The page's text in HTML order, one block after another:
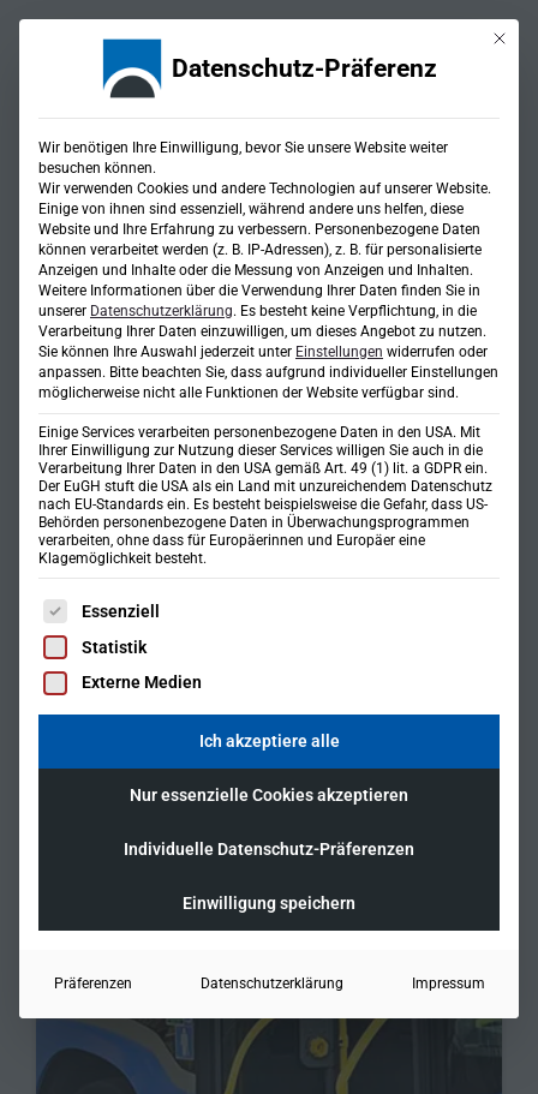
Elektrifizierung von
Fahrzeugflotten
Mit
Datenschutz-Präferenz
Wir benötigen Ihre Einwilligung, bevor Sie unsere Website weiter
besuchen können.
Wir verwenden Cookies und andere Technologien auf unserer Website.
Einige von ihnen sind essenziell, während andere uns helfen, diese
Website und Ihre Erfahrung zu verbessern. Personenbezogene Daten
können verarbeitet werden (z. B. IP-Adressen), z. B. für personalisierte
Anzeigen und Inhalte oder die Messung von Anzeigen und Inhalten.
Weitere Informationen über die Verwendung Ihrer Daten finden Sie in
unserer Datenschutzerklärung. Es besteht keine Verpflichtung, in die
Verarbeitung Ihrer Daten einzuwilligen, um dieses Angebot zu nutzen.
Sie können Ihre Auswahl jederzeit unter Einstellungen widerrufen oder
anpassen. Bitte beachten Sie, dass aufgrund individueller Einstellungen
möglicherweise nicht alle Funktionen der Website verfügbar sind.
Einige Services verarbeiten personenbezogene Daten in den USA. Mit
Ihrer Einwilligung zur Nutzung dieser Services willigen Sie auch in die
Verarbeitung Ihrer Daten in den USA gemäß Art. 49 (1) lit. a GDPR ein.
Der EuGH stuft die USA als ein Land mit unzureichendem Datenschutz
nach EU-Standards ein. Es besteht beispielsweise die Gefahr, dass US-
Behörden personenbezogene Daten in Überwachungsprogrammen
verarbeiten, ohne dass für Europäerinnen und Europäer eine
Klagemöglichkeit besteht.
Es folgt eine Liste der Service-Gruppen, für die eine
Essenziell
Statistik
Externe Medien
Ich akzeptiere alle
Nur essenzielle Cookies akzeptieren
Individuelle Datenschutz-Präferenzen
Einwilligung speichern
Präferenzen Datenschutzerklärung Impressum